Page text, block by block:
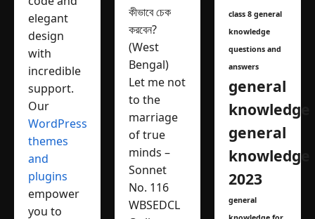
elegant
design
with
incredible
support.
Our
WordPress
themes
and
plugins
empower
you to
কীভাবে চেক
করবেন?
(West
Bengal)
Let me not
to the
marriage
of true
minds –
Sonnet
No. 116
WBSEDCL
class 8 general
knowledge
questions and
answers
general
knowledge
general
knowledge
2023
general